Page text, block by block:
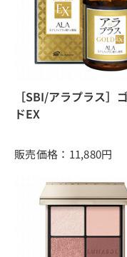
［SBI/アラプラス］
ドEX
販売価格：11,880円